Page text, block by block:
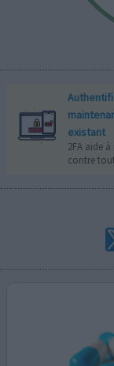
existant
2FA aide
contre